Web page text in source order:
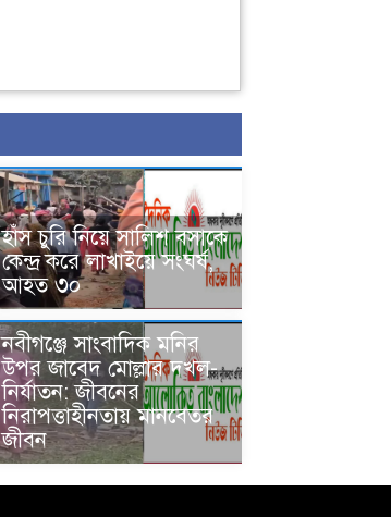
হাঁস চুরি নিয়ে সালিশ বসাকে
কেন্দ্র করে লাখাইয়ে সংঘর্ষ,
আহত ৩০
নবীগঞ্জে সাংবাদিক মনির
উপর জাবেদ মোল্লার দখল-
নির্যাতন: জীবনের
নিরাপত্তাহীনতায় মানবেতর
জীবন